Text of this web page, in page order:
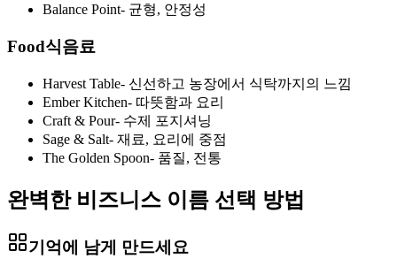
Balance Point- 균형, 안정성
Food식음료
Harvest Table- 신선하고 농장에서 식탁까지의 느낌
Ember Kitchen- 따뜻함과 요리
Craft & Pour- 수제 포지셔닝
Sage & Salt- 재료, 요리에 중점
The Golden Spoon- 품질, 전통
완벽한 비즈니스 이름 선택 방법
기억에 남게 만드세요